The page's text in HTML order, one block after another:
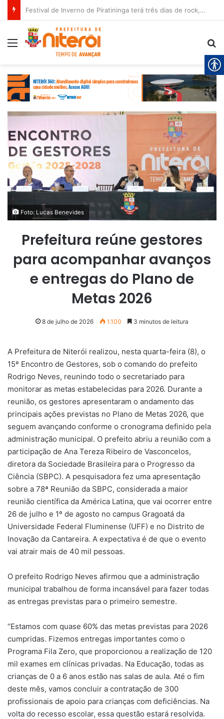
Festival de Inverno de Piratininga terá três dias de rock, gastronomia e diversão
Menu
Foto: Lucas Benevides
Prefeitura reúne gestores
para acompanhar avanços
e entregas do Plano de
Metas 2026
8 de julho de 2026 1.100 3 minutos de leitura
A Prefeitura de Niterói realizou, nesta quarta-feira (8), o
15º Encontro de Gestores, sob o comando do prefeito
Rodrigo Neves, reunindo todo o secretariado para
monitorar as metas estabelecidas para 2026. Durante a
reunião, os gestores apresentaram o andamento das
principais ações previstas no Plano de Metas 2026, que
seguem avançando conforme o cronograma definido pela
administração municipal. O prefeito abriu a reunião com a
participação de Ana Tereza Ribeiro de Vasconcelos,
diretora da Sociedade Brasileira para o Progresso da
Ciência (SBPC). A pesquisadora fez uma apresentação
sobre a 78ª Reunião da SBPC, considerada a maior
reunião científica da América Latina, que vai ocorrer entre
26 de julho e 1º de agosto no campus Gragoatá da
Universidade Federal Fluminense (UFF) e no Distrito de
Inovação da Cantareira. A expectativa é de que o evento
vai atrair mais de 40 mil pessoas.
O prefeito Rodrigo Neves afirmou que a administração
municipal trabalhou de forma incansável para fazer todas
as entregas previstas para o primeiro semestre.
“Estamos com quase 60% das metas previstas para 2026
cumpridas. Fizemos entregas importantes como o
Programa Fila Zero, que proporcionou a realização de 120
mil exames em clínicas privadas. Na Educação, todas as
crianças de 0 a 6 anos estão nas salas de aula. Até o fim
deste mês, vamos concluir a contratação de 300
profissionais de apoio para crianças com deficiências. Na
volta do recesso escolar, essa questão estará resolvida.